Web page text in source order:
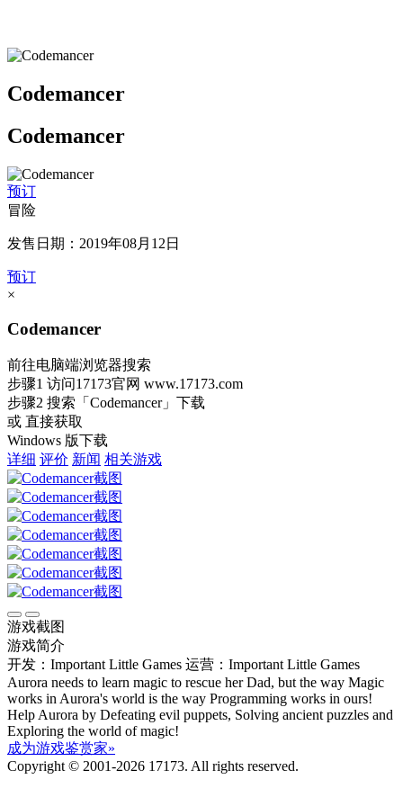
Codemancer
Codemancer
预订
冒险
发售日期：2019年08月12日
预订
×
Codemancer
前往电脑端浏览器搜索
步骤1 访问17173官网 www.17173.com
步骤2 搜索 「Codemancer」 下载
或 直接获取
Windows 版下载
详细 评价 新闻 相关游戏
游戏截图
游戏简介
开发：Important Little Games 运营：Important Little Games
Aurora needs to learn magic to rescue her Dad, but the way Magic
works in Aurora's world is the way Programming works in ours!
Help Aurora by Defeating evil puppets, Solving ancient puzzles and
Exploring the world of magic!
成为游戏鉴赏家»
Copyright © 2001-2026 17173. All rights reserved.